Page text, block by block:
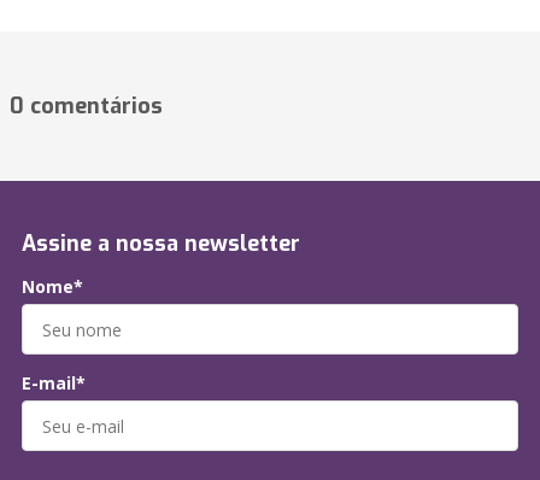
0 comentários
Assine a nossa newsletter
Nome*
E-mail*